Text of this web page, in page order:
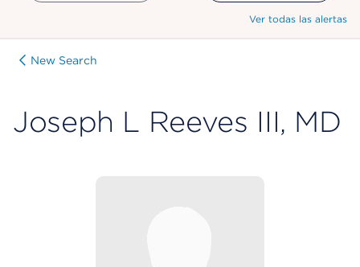
Ver todas las alertas
New Search
Joseph L Reeves III, MD